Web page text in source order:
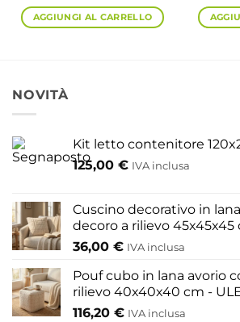
AGGIUNGI AL CARRELLO
NOVITÀ
Kit letto contenitore
125,00 € IVA inclusa
Cuscino decorativo in
decoro a rilievo 45x45x45
36,00 € IVA inclusa
Pouf cubo in lana avorio
rilievo 40x40x40 cm -
116,20 € IVA inclusa